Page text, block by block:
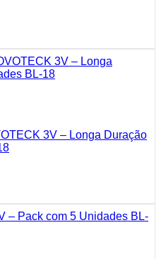
3V – Longa Duração